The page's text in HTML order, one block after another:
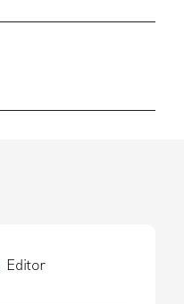
Editor